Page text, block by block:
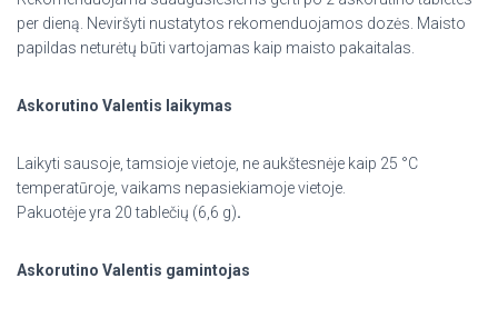
per dieną. Neviršyti nustatytos rekomenduojamos dozės. Maisto
papildas neturėtų būti vartojamas kaip maisto pakaitalas.
Askorutino Valentis laikymas
Laikyti sausoje, tamsioje vietoje, ne aukštesnėje kaip 25 °C
temperatūroje, vaikams nepasiekiamoje vietoje.
Pakuotėje yra 20 tablečių (6,6 g).
Askorutino Valentis gamintojas